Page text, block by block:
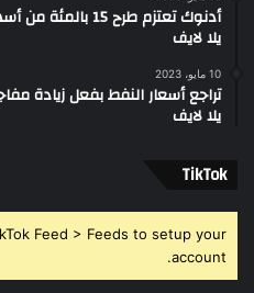
أدنوك تعتزم طرح
يلا لايف
10 مايو، 2023
تراجع أسعار النفط بفعل زيادة
يلا لايف
‫TikTok
Feed > Feeds to setup your
account.